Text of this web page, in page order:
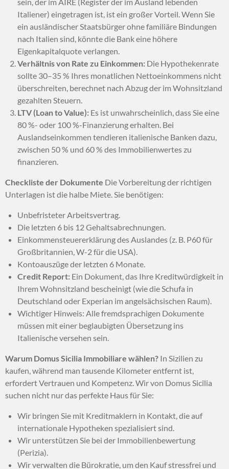
Italiener) eingetragen ist, ist ein großer Vorteil. Wenn Sie
ein ausländischer Staatsbürger ohne familiäre Bindungen
nach Italien sind, könnte die Bank eine höhere
Eigenkapitalquote verlangen.
Verhältnis von Rate zu Einkommen: Die Hypothekenrate
sollte 30–35 % Ihres monatlichen Nettoeinkommens nicht
überschreiten, berechnet nach Abzug der im Wohnsitzland
gezahlten Steuern.
LTV (Loan to Value): Es ist unwahrscheinlich, dass Sie eine
80 %- oder 100 %-Finanzierung erhalten. Bei
Auslandseinkommen tendieren italienische Banken dazu,
zwischen 50 % und 60 % des Immobilienwertes zu
finanzieren.
Checkliste der Dokumente Die Vorbereitung der richtigen
Unterlagen ist die halbe Miete. Sie benötigen:
Unbefristeter Arbeitsvertrag.
Die letzten 6 bis 12 Gehaltsabrechnungen.
Einkommensteuererklärung des Auslandes (z. B. P60 für
Großbritannien, W-2 für die USA).
Kontoauszüge der letzten 6 Monate.
Credit Report: Ein Dokument, das Ihre Kreditwürdigkeit in
Ihrem Wohnsitzland bescheinigt (wie die Schufa in
Deutschland oder Experian im angelsächsischen Raum).
Wichtiger Hinweis: Alle fremdsprachigen Dokumente
müssen mit einer beglaubigten Übersetzung ins
Italienische versehen sein.
Warum Domus Sicilia Immobiliare wählen? In Sizilien zu
kaufen, während man tausende Kilometer entfernt ist,
erfordert Vertrauen und Kompetenz. Wir von Domus Sicilia
suchen nicht nur das perfekte Haus für Sie:
Wir bringen Sie mit Kreditmaklern in Kontakt, die auf
internationale Hypotheken spezialisiert sind.
Wir unterstützen Sie bei der Immobilienbewertung
(Perizia).
Wir verwalten die Bürokratie, um den Kauf stressfrei und